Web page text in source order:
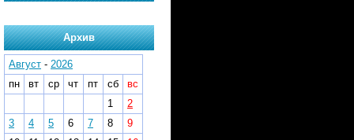
Архив
Август - 2026
пн
вт ср чт пт сб
вс
1
2
3
4 5 6 7 8
9